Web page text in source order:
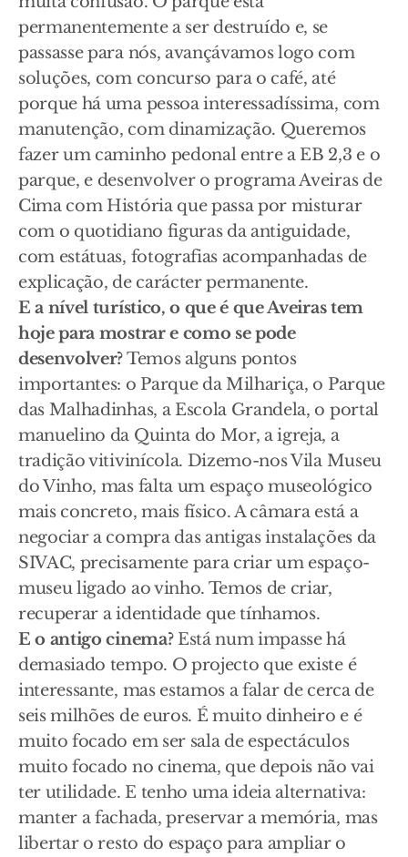
permanentemente a ser destruído e, se
passasse para nós, avançávamos logo com
soluções, com concurso para o café, até
porque há uma pessoa interessadíssima, com
manutenção, com dinamização. Queremos
fazer um caminho pedonal entre a EB 2,3 e o
parque, e desenvolver o programa Aveiras de
Cima com História que passa por misturar
com o quotidiano figuras da antiguidade,
com estátuas, fotografias acompanhadas de
explicação, de carácter permanente.
E a nível turístico, o que é que Aveiras tem
hoje para mostrar e como se pode
desenvolver?Temos alguns pontos
importantes: o Parque da Milhariça, o Parque
das Malhadinhas, a Escola Grandela, o portal
manuelino da Quinta do Mor, a igreja, a
tradição vitivinícola. Dizemo-nos Vila Museu
do Vinho, mas falta um espaço museológico
mais concreto, mais físico. A câmara está a
negociar a compra das antigas instalações da
SIVAC, precisamente para criar um espaço-
museu ligado ao vinho. Temos de criar,
recuperar a identidade que tínhamos.
E o antigo cinema? Está num impasse há
demasiado tempo. O projecto que existe é
interessante, mas estamos a falar de cerca de
seis milhões de euros. É muito dinheiro e é
muito focado em ser sala de espectáculos
muito focado no cinema, que depois não vai
ter utilidade. E tenho uma ideia alternativa:
manter a fachada, preservar a memória, mas
libertar o resto do espaço para ampliar o